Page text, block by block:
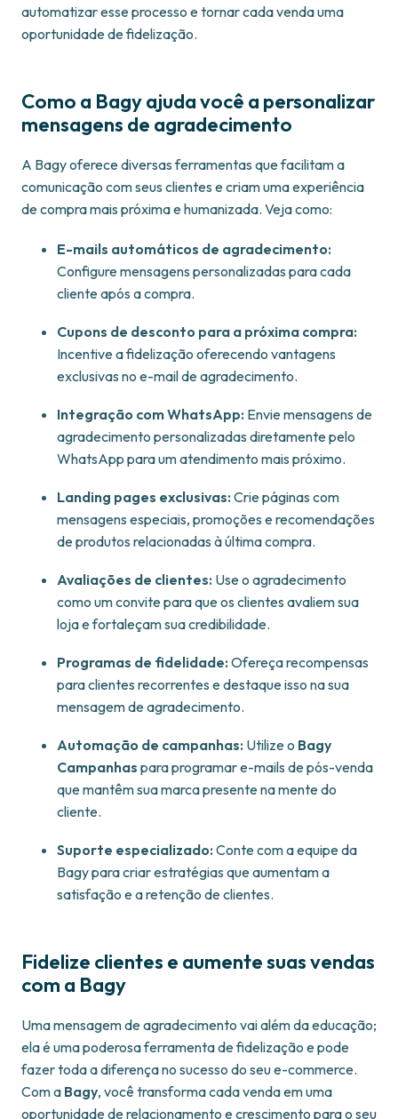
automatizar esse processo e tornar cada venda uma
oportunidade de fidelização.
Como a Bagy ajuda você a personalizar
mensagens de agradecimento
A Bagy oferece diversas ferramentas que facilitam a
comunicação com seus clientes e criam uma experiência
de compra mais próxima e humanizada. Veja como:
E-mails automáticos de agradecimento:
Configure mensagens personalizadas para cada
cliente após a compra.
Cupons de desconto para a próxima compra:
Incentive a fidelização oferecendo vantagens
exclusivas no e-mail de agradecimento.
Integração com WhatsApp: Envie mensagens de
agradecimento personalizadas diretamente pelo
WhatsApp para um atendimento mais próximo.
Landing pages exclusivas: Crie páginas com
mensagens especiais, promoções e recomendações
de produtos relacionadas à última compra.
Avaliações de clientes: Use o agradecimento
como um convite para que os clientes avaliem sua
loja e fortaleçam sua credibilidade.
Programas de fidelidade: Ofereça recompensas
para clientes recorrentes e destaque isso na sua
mensagem de agradecimento.
Automação de campanhas: Utilize o Bagy
Campanhas para programar e-mails de pós-venda
que mantêm sua marca presente na mente do
cliente.
Suporte especializado: Conte com a equipe da
Bagy para criar estratégias que aumentam a
satisfação e a retenção de clientes.
Fidelize clientes e aumente suas vendas
com a Bagy
Uma mensagem de agradecimento vai além da educação;
ela é uma poderosa ferramenta de fidelização e pode
fazer toda a diferença no sucesso do seu e-commerce.
Com a Bagy, você transforma cada venda em uma
oportunidade de relacionamento e crescimento para o seu